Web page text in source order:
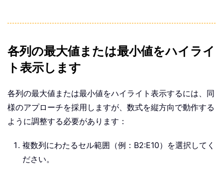
各列の最大値または最小値をハイライ
ト表示します
各列の最大値または最小値をハイライト表示するには、同
様のアプローチを採用しますが、数式を縦方向で動作する
ように調整する必要があります：
複数列にわたるセル範囲（例：B2:E10）を選択してく
ださい。